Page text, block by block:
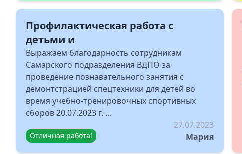
Профилактическая работа с
детьми и
Выражаем благодарность сотрудникам
Самарского подразделения ВДПО за
проведение познавательного занятия с
демонтстрацией спецтехники для детей во
время учебно-тренировочных спортивных
сборов 20.07.2023 г. ...
Отличная работа!
27.07.2023
Мария